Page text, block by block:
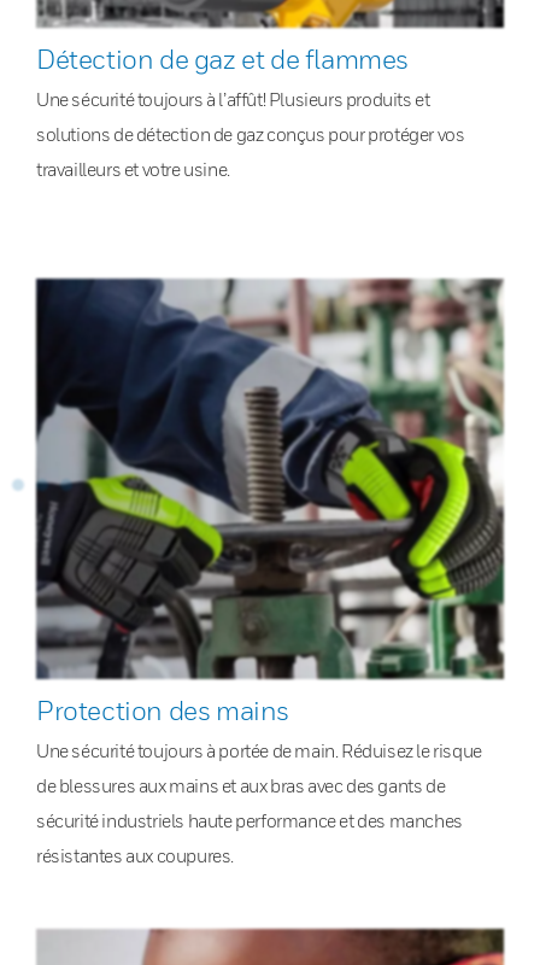
Détection de gaz et de flammes
Une sécurité toujours à l’affût! Plusieurs produits et
solutions de détection de gaz conçus pour protéger vos
travailleurs et votre usine.
Protection des mains
Une sécurité toujours à portée de main. Réduisez le risque
de blessures aux mains et aux bras avec des gants de
sécurité industriels haute performance et des manches
résistantes aux coupures.